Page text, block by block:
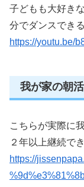
子どもも大好き
分でダンスでき
https://youtu.be/
我が家の朝
こちらが実際に
２年以上継続で
https://